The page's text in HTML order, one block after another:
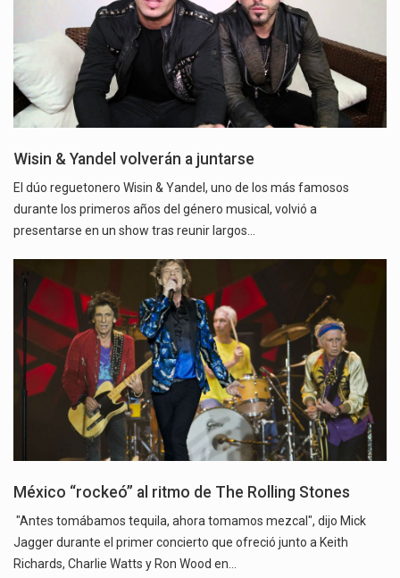
Wisin & Yandel volverán a juntarse
El dúo reguetonero Wisin & Yandel, uno de los más famosos
durante los primeros años del género musical, volvió a
presentarse en un show tras reunir largos…
México “rockeó” al ritmo de The Rolling Stones
"Antes tomábamos tequila, ahora tomamos mezcal", dijo Mick
Jagger durante el primer concierto que ofreció junto a Keith
Richards, Charlie Watts y Ron Wood en…